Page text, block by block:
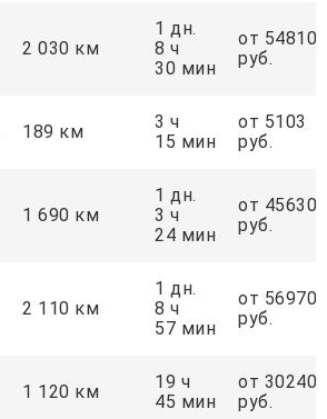
2 030 км
1 дн.
8 ч
30 мин
от 54810
руб.
189 км
3 ч
15 мин
от 5103
руб.
1 690 км
1 дн.
3 ч
24 мин
от 45630
руб.
2 110 км
1 дн.
8 ч
57 мин
от 56970
руб.
1 120 км
19 ч
45 мин
от 30240
руб.